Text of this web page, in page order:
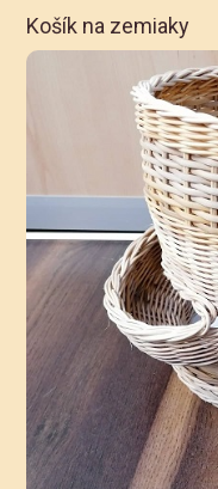
Košík na zemiaky